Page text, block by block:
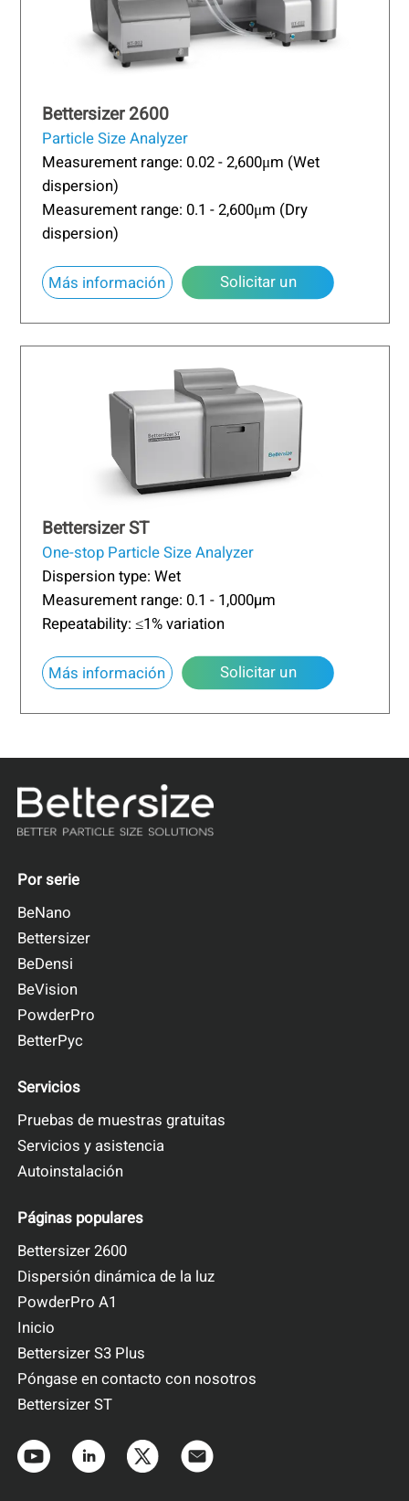
Bettersizer 2600
Particle Size Analyzer
Measurement range: 0.02 - 2,600μm (Wet
dispersion)
Measurement range: 0.1 - 2,600μm (Dry
dispersion)
Más información about Bettersizer 2600
Solicitar un
Bettersizer ST
One-stop Particle Size Analyzer
Dispersion type: Wet
Measurement range: 0.1 - 1,000µm
Repeatability: ≤1% variation
Más información about Bettersizer ST
Solicitar un
Por serie
BeNano
Bettersizer
BeDensi
BeVision
PowderPro
BetterPyc
Servicios
Pruebas de muestras gratuitas
Servicios y asistencia
Autoinstalación
Páginas populares
Bettersizer 2600
Dispersión dinámica de la luz
PowderPro A1
Inicio
Bettersizer S3 Plus
Póngase en contacto con nosotros
Bettersizer ST